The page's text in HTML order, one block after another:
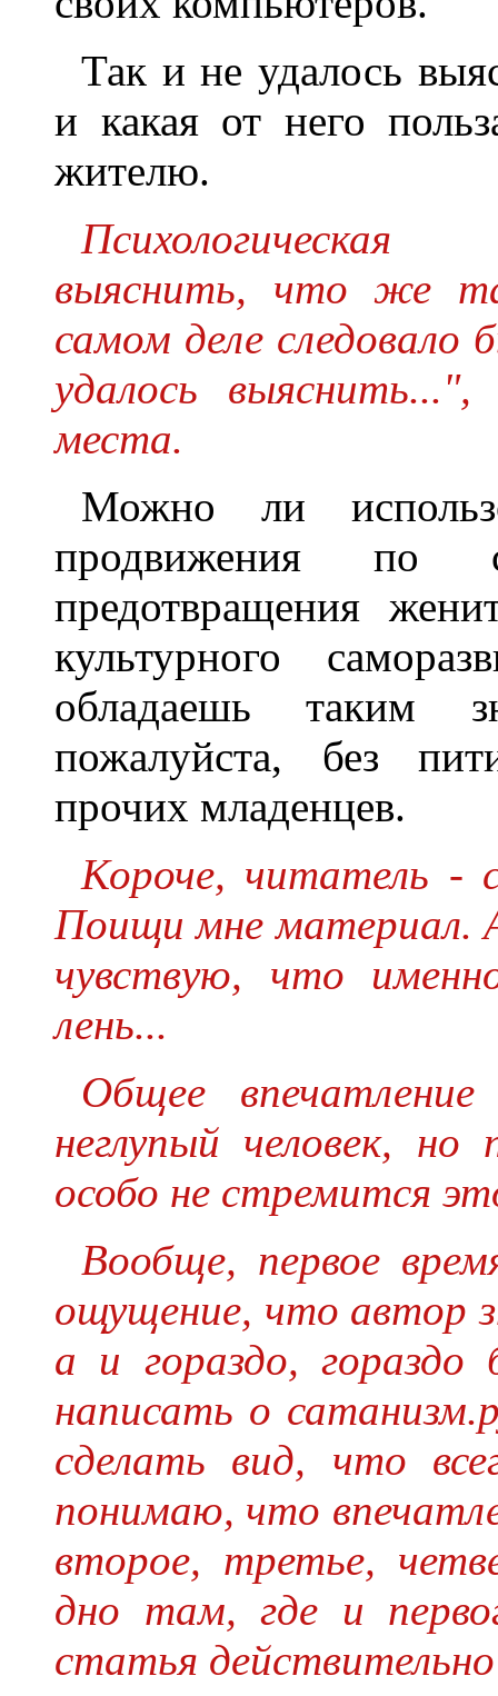
Так и не удалось
и какая от него
жителю.
выяснить, что же
самом деле следовало
удалось
места.
Можно ли
продвижения по
предотвращения
культурного
обладаешь таким
пожалуйста, без
прочих младенцев.
Короче, читатель -
Поищи мне материал.
чувствую, что
лень...
Общее
неглупый человек,
особо не стремится
Вообще, первое
ощущение, что автор
а и гораздо,
написать о
сделать вид, что
понимаю, что
второе, третье,
дно там, где и
статья